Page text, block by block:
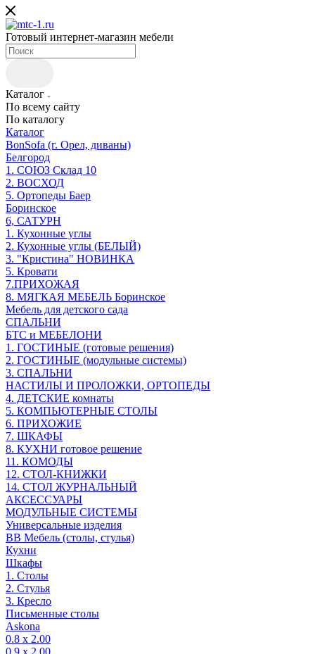
Готовый интернет-магазин мебели
Каталог
По всему сайту
По каталогу
Каталог
BonSofa (г. Орел, диваны)
Белгород
1. СОЮЗ Склад 10
2. ВОСХОД
5. Ортопеды Баер
Боринское
6, САТУРН
1. Кухонные углы
2. Кухонные углы (БЕЛЫЙ)
3. "Кристина" НОВИНКА
5. Кровати
7.ПРИХОЖАЯ
8. МЯГКАЯ МЕБЕЛЬ Боринское
Мебель для детского сада
СПАЛЬНИ
БТС и МЕБЕЛОНИ
1. ГОСТИНЫЕ (готовые решения)
2. ГОСТИНЫЕ (модульные системы)
3. СПАЛЬНИ
НАСТИЛЫ И ПРОЛОЖКИ, ОРТОПЕДЫ
4. ДЕТСКИЕ комнаты
5. КОМПЬЮТЕРНЫЕ СТОЛЫ
6. ПРИХОЖИЕ
7. ШКАФЫ
8. КУХНИ готовое решение
11. КОМОДЫ
12. СТОЛ-КНИЖКИ
14. СТОЛ ЖУРНАЛЬНЫЙ
АКСЕССУАРЫ
МОДУЛЬНЫЕ СИСТЕМЫ
Универсальные изделия
ВВ Мебель (столы, стулья)
Кухни
Шкафы
1. Столы
2. Стулья
3. Кресло
Письменные столы
Askona
0.8 х 2.00
0.9 х 2.00